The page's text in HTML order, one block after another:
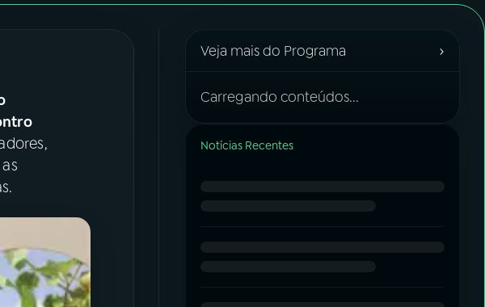
Veja mais do Programa ›
Carregando conteúdos...
Notícias Recentes